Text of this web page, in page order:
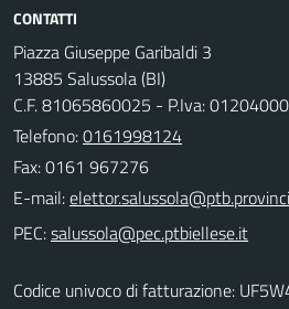
CONTATTI
Piazza Giuseppe Garibaldi 3
13885 Salussola (BI)
C.F. 81065860025 - P.Iva:
Telefono:0161998124
Fax: 0161 967276
E-mail:
PEC:
Codice univoco di fatturazione: